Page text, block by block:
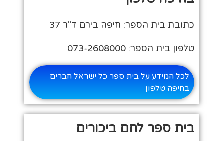
כתובת בית הספר: חיפה בירם ד"ר 37
טלפון בית הספר: 073-2608000
לכל המידע על בית ספר כל ישראל חברים
בחיפה טלפון
בית ספר לחם ביכורים